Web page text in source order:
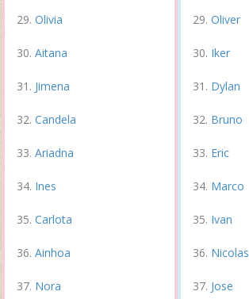
Olivia
Aitana
Jimena
Candela
Ariadna
Ines
Carlota
Ainhoa
Nora
Oliver
Iker
Dylan
Bruno
Eric
Marco
Ivan
Nicolas
Jose